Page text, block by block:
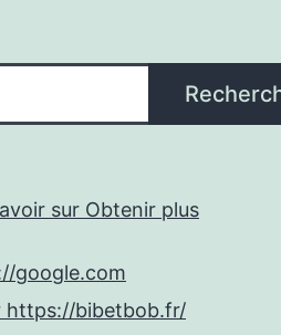
sur Obtenir plus
google.com
https://bibetbob.fr/